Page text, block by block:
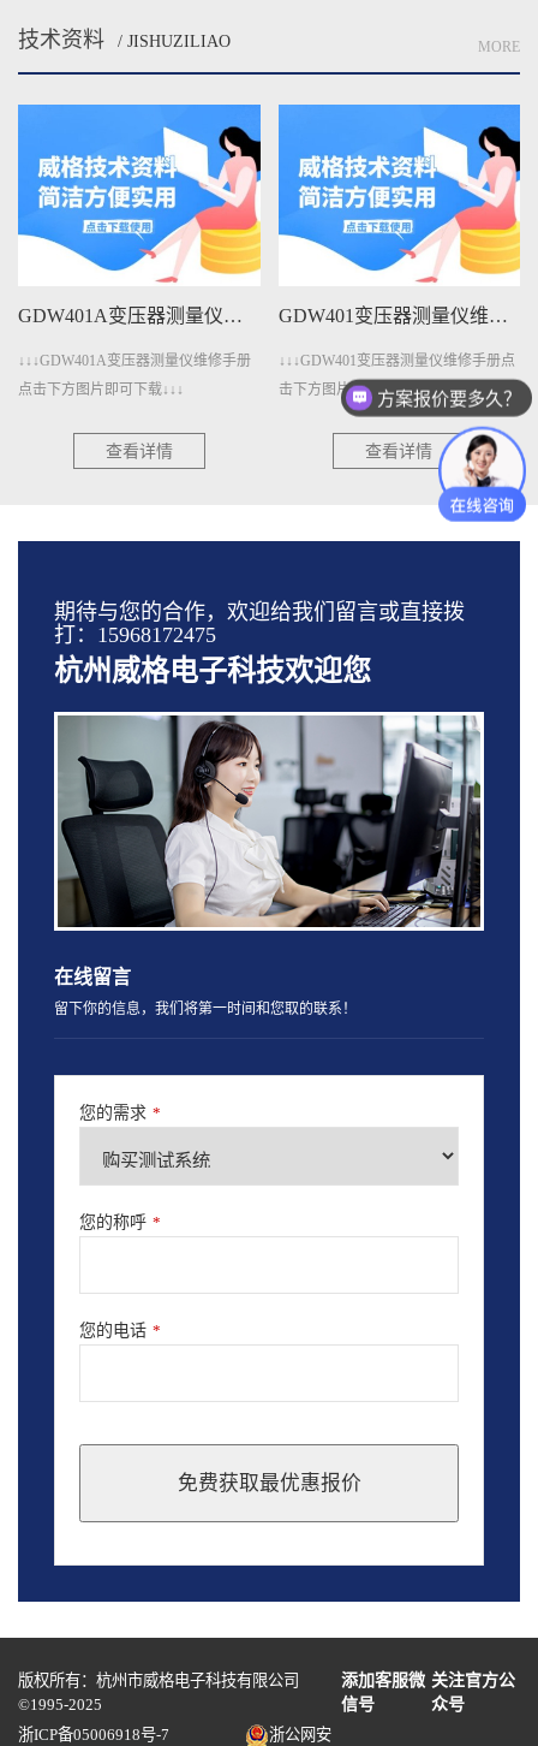
技术资料 / JISHUZILIAO MORE
GDW401A变压器测量仪维修手册下载
↓↓↓GDW401A变压器测量仪维修手册
点击下方图片即可下载↓↓↓
查看详情
GDW401变压器测量仪维修手册下载
↓↓↓GDW401变压器测量仪维修手册点
击下方图片即可下载↓↓↓
查看详情
期待与您的合作，欢迎给我们留言或直接拨
打：15968172475
杭州威格电子科技欢迎您
在线留言
留下你的信息，我们将第一时间和您取的联系！
您的需求 *
您的称呼 *
您的电话 *
免费获取最优惠报价
should
blank
版权所有：杭州市威格电子科技有限公司
©1995-2025
添加客服微
信号
关注官方公
众号
浙ICP备05006918号-7
浙公网安
方案报价要多久？